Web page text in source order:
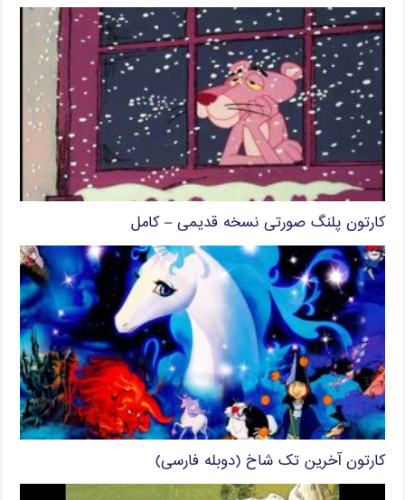
کارتون پلنگ صورتی نسخه قدیمی – کامل
کارتون آخرین تک شاخ (دوبله فارسی)